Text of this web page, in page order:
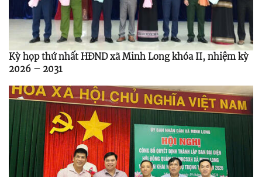
Kỳ họp thứ nhất HĐND xã Minh Long khóa II, nhiệm kỳ
2026 – 2031